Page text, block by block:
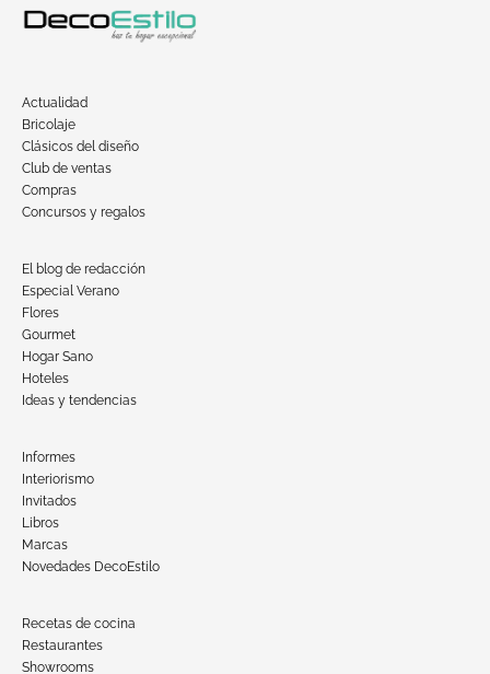
Actualidad
Bricolaje
Clásicos del diseño
Club de ventas
Compras
Concursos y regalos
El blog de redacción
Especial Verano
Flores
Gourmet
Hogar Sano
Hoteles
Ideas y tendencias
Informes
Interiorismo
Invitados
Libros
Marcas
Novedades DecoEstilo
Recetas de cocina
Restaurantes
Showrooms